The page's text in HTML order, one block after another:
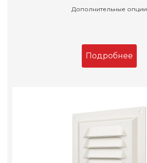
Дополнительные опции
Подробнее